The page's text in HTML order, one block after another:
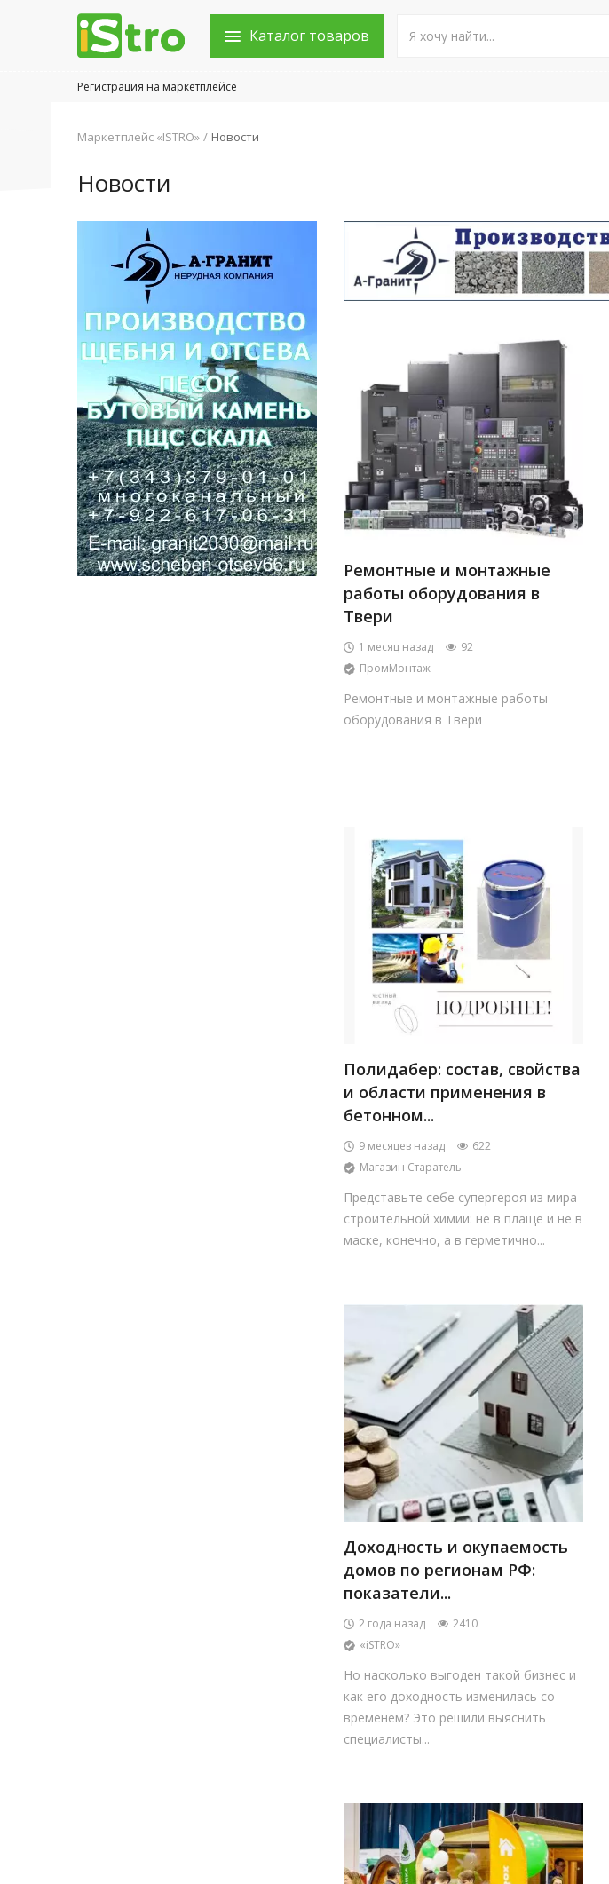
Каталог товаров
Регистрация на маркетплейсе
Объявления
Контакты
Город: Колумбус
Маркетплейс «ISTRO» Новости
Новости
Ремонтные и монтажные
работы оборудования в
Твери
1 месяц назад
92
ПромМонтаж
Ремонтные и монтажные работы
оборудования в Твери
Полидабер: состав, свойства
и области применения в
бетонном...
9 месяцев назад
622
Магазин Старатель
Представьте себе супергероя из мира
строительной химии: не в плаще и не в
маске, конечно, а в герметично...
Доходность и окупаемость
домов по регионам РФ:
показатели...
2 года назад
2410
«iSTRO»
Но насколько выгоден такой бизнес и
как его доходность изменилась со
временем? Это решили выяснить
специалисты...